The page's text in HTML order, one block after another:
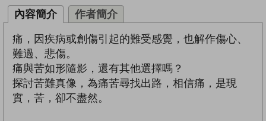
內容簡介 作者簡介
痛，因疾病或創傷引起的難受感覺，也解作傷心、
難過、悲傷。
痛與苦如形隨影，還有其他選擇嗎？
探討苦難真像，為痛苦尋找出路，相信痛，是現
實，苦，卻不盡然。